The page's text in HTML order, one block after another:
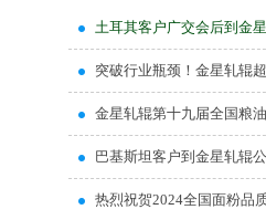
土耳其客户广交会后到金
突破行业瓶颈！金星轧辊
金星轧辊第十九届全国粮
巴基斯坦客户到金星轧辊
热烈祝贺2024全国面粉品